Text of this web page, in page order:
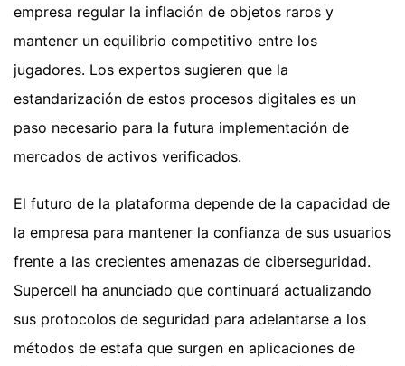
empresa regular la inflación de objetos raros y
mantener un equilibrio competitivo entre los
jugadores. Los expertos sugieren que la
estandarización de estos procesos digitales es un
paso necesario para la futura implementación de
mercados de activos verificados.
El futuro de la plataforma depende de la capacidad de
la empresa para mantener la confianza de sus usuarios
frente a las crecientes amenazas de ciberseguridad.
Supercell ha anunciado que continuará actualizando
sus protocolos de seguridad para adelantarse a los
métodos de estafa que surgen en aplicaciones de